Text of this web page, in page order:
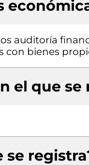
auditoría
con bienes
el que se
se